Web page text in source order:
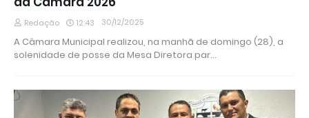
Redação 12:43 30/12/2025
A Câmara Municipal realizou, na manhã de domingo (28), a
solenidade de posse da Mesa Diretora par…